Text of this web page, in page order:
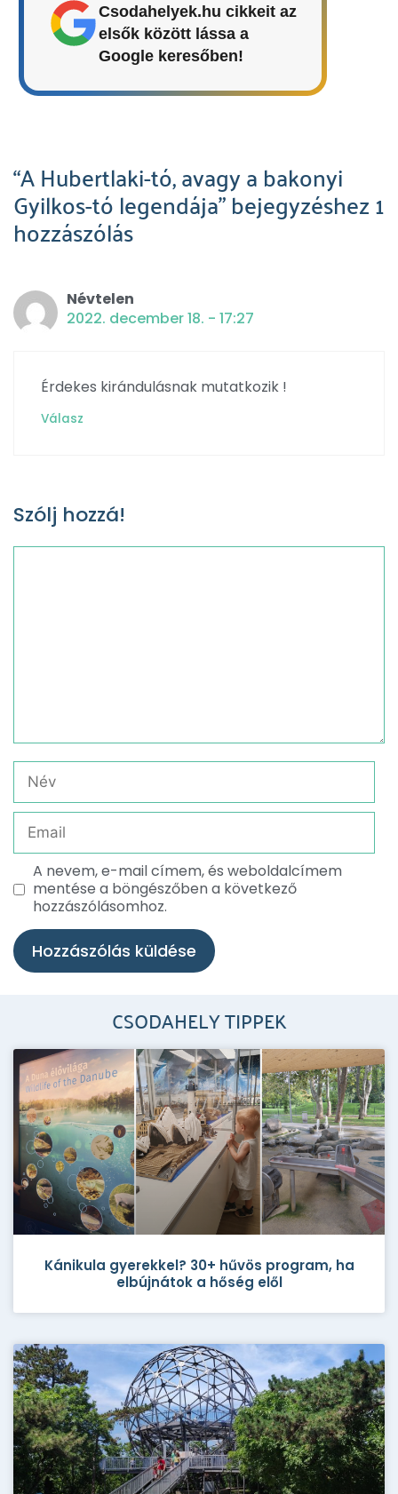
Csodahelyek.hu cikkeit az
elsők között lássa a
Google keresőben!
“A Hubertlaki-tó, avagy a bakonyi
Gyilkos-tó legendája” bejegyzéshez 1
hozzászólás
Névtelen
2022. december 18. - 17:27
Érdekes kirándulásnak mutatkozik !
Válasz
Szólj hozzá!
A nevem, e-mail címem, és weboldalcímem
mentése a böngészőben a következő
hozzászólásomhoz.
CSODAHELY TIPPEK
Kánikula gyerekkel? 30+ hűvös program, ha
elbújnátok a hőség elől